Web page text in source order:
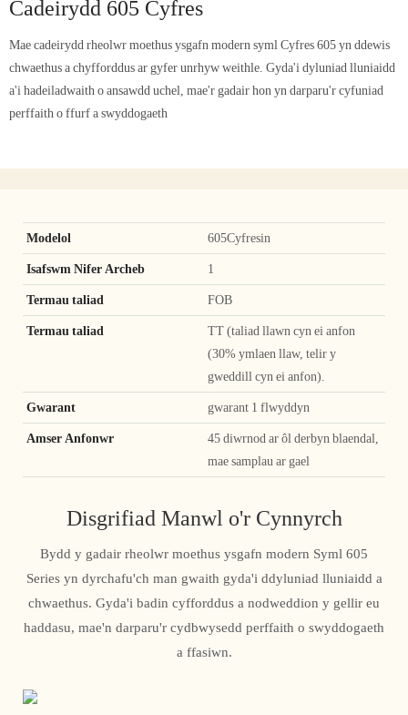
Cadeirydd 605 Cyfres
Mae cadeirydd rheolwr moethus ysgafn modern syml Cyfres 605 yn ddewis
chwaethus a chyfforddus ar gyfer unrhyw weithle. Gyda'i dyluniad lluniaidd
a'i hadeiladwaith o ansawdd uchel, mae'r gadair hon yn darparu'r cyfuniad
perffaith o ffurf a swyddogaeth
Modelol 605Cyfresin
Isafswm Nifer Archeb 1
Termau taliad FOB
Termau taliad
TT (taliad llawn cyn ei anfon
(30% ymlaen llaw, telir y
gweddill cyn ei anfon).
Gwarant gwarant 1 flwyddyn
Amser Anfonwr
45 diwrnod ar ôl derbyn blaendal,
mae samplau ar gael
Disgrifiad Manwl o'r Cynnyrch
Bydd y gadair rheolwr moethus ysgafn modern Syml 605
Series yn dyrchafu'ch man gwaith gyda'i ddyluniad lluniaidd a
chwaethus. Gyda'i badin cyfforddus a nodweddion y gellir eu
haddasu, mae'n darparu'r cydbwysedd perffaith o swyddogaeth
a ffasiwn.